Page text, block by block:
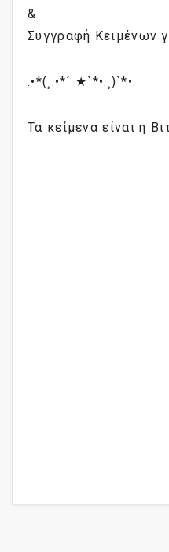
&
Συγγραφή Κειμένων
.•*(¸.•*´ ★`*•.¸)`*•.
Τα κείμενα είναι η